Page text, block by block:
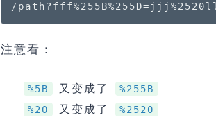
/path?fff%255B%255D=jjj%2520ll
注意看：
%5B 又变成了
%255B
%20
又变成了 %2520